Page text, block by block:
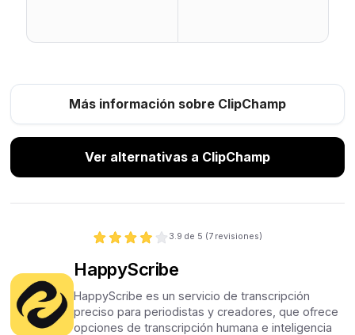
Más información sobre ClipChamp
Ver alternativas a ClipChamp
3.9 de 5 (7 revisiones)
HappyScribe
HappyScribe es un servicio de transcripción
preciso para periodistas y creadores, que ofrece
opciones de transcripción humana e inteligencia